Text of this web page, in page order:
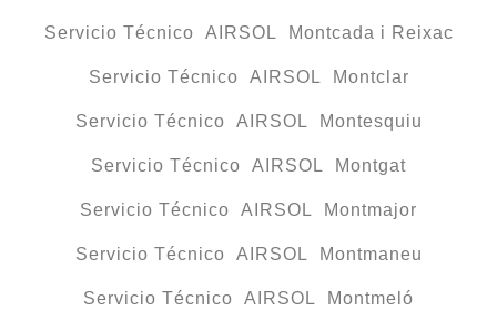
Servicio Técnico AIRSOL Montcada i Reixac
Servicio Técnico AIRSOL Montclar
Servicio Técnico AIRSOL Montesquiu
Servicio Técnico AIRSOL Montgat
Servicio Técnico AIRSOL Montmajor
Servicio Técnico AIRSOL Montmaneu
Servicio Técnico AIRSOL Montmeló